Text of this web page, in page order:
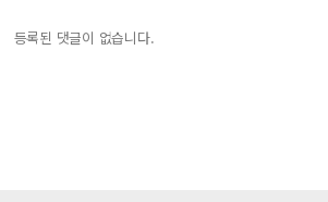
등록된 댓글이 없습니다.